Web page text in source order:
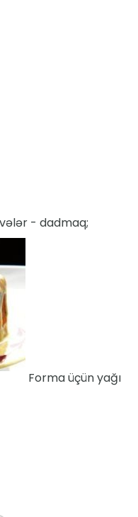
- dadmaq;
Forma üçün yağı